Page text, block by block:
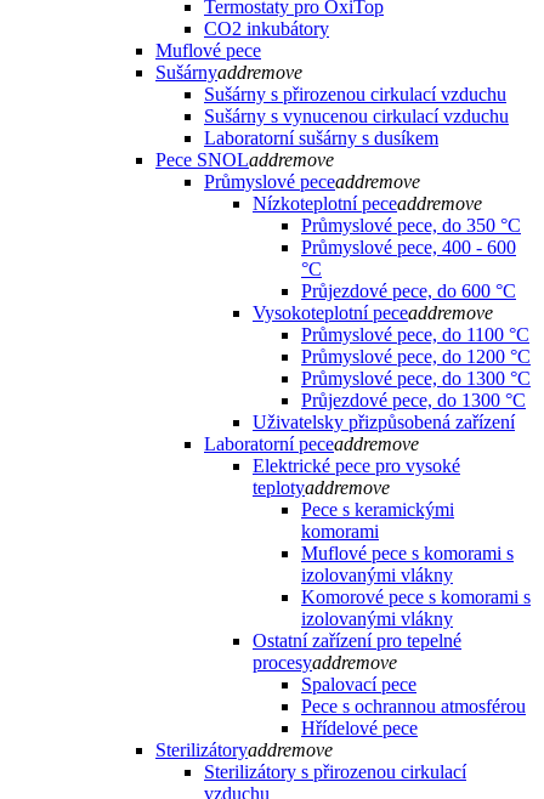
Termostaty pro OxiTop
CO2 inkubátory
Muflové pece
Sušárnyaddremove
Sušárny s přirozenou cirkulací vzduchu
Sušárny s vynucenou cirkulací vzduchu
Laboratorní sušárny s dusíkem
Pece SNOLaddremove
Průmyslové peceaddremove
Nízkoteplotní peceaddremove
Průmyslové pece, do 350 °C
Průmyslové pece, 400 - 600
°C
Průjezdové pece, do 600 °C
Vysokoteplotní peceaddremove
Průmyslové pece, do 1100 °C
Průmyslové pece, do 1200 °C
Průmyslové pece, do 1300 °C
Průjezdové pece, do 1300 °C
Uživatelsky přizpůsobená zařízení
Laboratorní peceaddremove
Elektrické pece pro vysoké
teplotyaddremove
Pece s keramickými
komorami
Muflové pece s komorami s
izolovanými vlákny
Komorové pece s komorami s
izolovanými vlákny
Ostatní zařízení pro tepelné
procesyaddremove
Spalovací pece
Pece s ochrannou atmosférou
Hřídelové pece
Sterilizátoryaddremove
Sterilizátory s přirozenou cirkulací
vzduchu